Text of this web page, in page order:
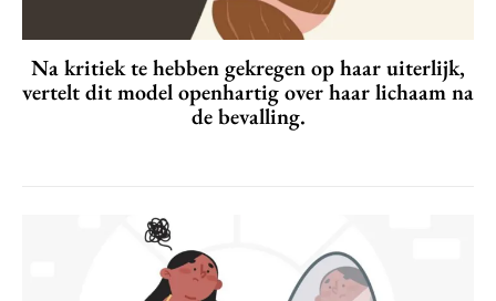
Na kritiek te hebben gekregen op haar uiterlijk,
vertelt dit model openhartig over haar lichaam na
de bevalling.